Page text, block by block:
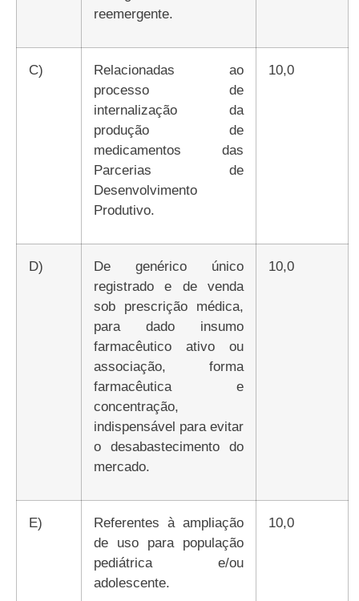
reemergente.
c)
Relacionadas ao
processo de
internalização da
produção de
medicamentos das
Parcerias de
Desenvolvimento
Produtivo.
10,0
d)
De genérico único
registrado e de venda
sob prescrição médica,
para dado insumo
farmacêutico ativo ou
associação, forma
farmacêutica e
concentração,
indispensável para evitar
o desabastecimento do
mercado.
10,0
e)
Referentes à ampliação
de uso para população
pediátrica e/ou
adolescente.
10,0